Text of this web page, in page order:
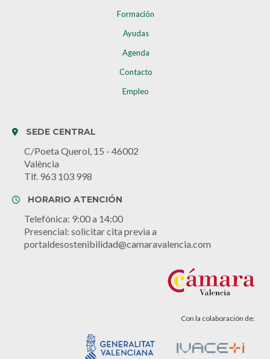
Formación
Ayudas
Agenda
Contacto
Empleo
SEDE CENTRAL
C/Poeta Querol, 15 - 46002
València
Tlf. 963 103 998
HORARIO ATENCIÓN
Telefónica: 9:00 a 14:00
Presencial: solicitar cita previa a
portaldesostenibilidad@camaravalencia.com
Con la colaboración de: